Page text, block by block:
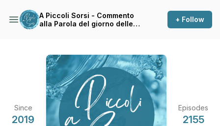
A Piccoli Sorsi - Commento
alla Parola del giorno delle
+ Follow
Since
2019
Episodes
2155